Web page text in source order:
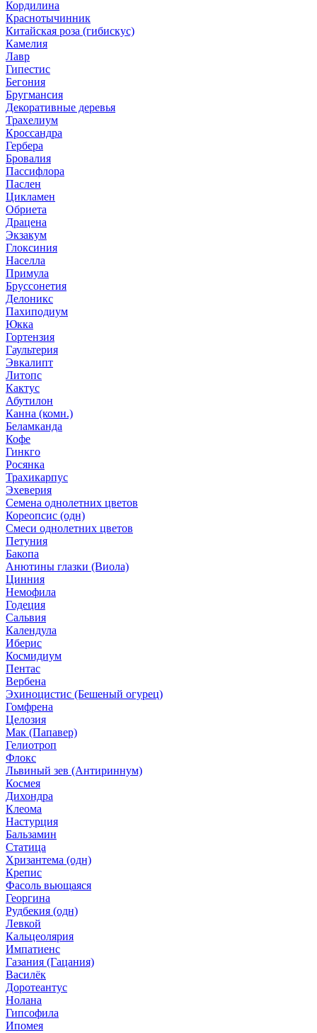
Кордилина
Краснотычинник
Китайская роза (гибискус)
Камелия
Лавр
Гипестис
Бегония
Бругмансия
Декоративные деревья
Трахелиум
Кроссандра
Гербера
Бровалия
Пассифлора
Паслен
Цикламен
Обриета
Драцена
Экзакум
Глоксиния
Населла
Примула
Бруссонетия
Делоникс
Пахиподиум
Юкка
Гортензия
Гаультерия
Эвкалипт
Литопс
Кактус
Абутилон
Канна (комн.)
Беламканда
Кофе
Гинкго
Росянка
Трахикарпус
Эхеверия
Семена однолетних цветов
Кореопсис (одн)
Смеси однолетних цветов
Петуния
Бакопа
Анютины глазки (Виола)
Цинния
Немофила
Годеция
Сальвия
Календула
Иберис
Космидиум
Пентас
Вербена
Эхиноцистис (Бешеный огурец)
Гомфрена
Целозия
Мак (Папавер)
Гелиотроп
Флокс
Львиный зев (Антириннум)
Космея
Дихондра
Клеома
Настурция
Бальзамин
Статица
Хризантема (одн)
Крепис
Фасоль вьющаяся
Георгина
Рудбекия (одн)
Левкой
Кальцеолярия
Импатиенс
Газания (Гацания)
Василёк
Доротеантус
Нолана
Гипсофила
Ипомея